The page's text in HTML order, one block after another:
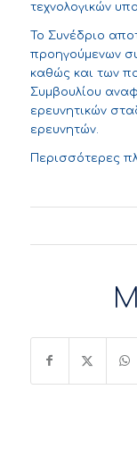
τεχνολογικών
Το Συνέδριο
προηγούμενων
καθώς και των
Συμβουλίου
ερευνητικών
ερευνητών.
Περισσότερες